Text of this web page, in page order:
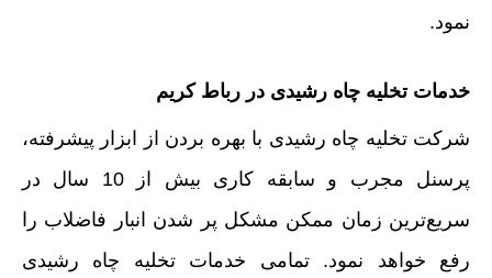
نمود.
خدمات تخلیه چاه رشیدی در رباط کریم
شرکت تخلیه چاه رشیدی با بهره بردن از ابزار پیشرفته،
پرسنل مجرب و سابقه کاری بیش از 10 سال در
سریع‌ترین زمان ممکن مشکل پر شدن انبار فاضلاب را
رفع خواهد نمود. تمامی خدمات تخلیه چاه رشیدی